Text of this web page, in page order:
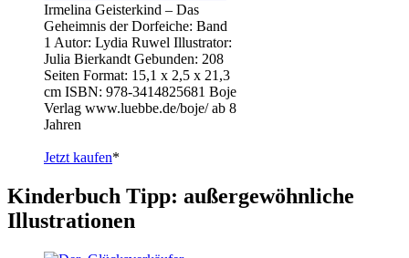
Irmelina Geisterkind – Das
Geheimnis der Dorfeiche: Band
1 Autor: Lydia Ruwel Illustrator:
Julia Bierkandt Gebunden: 208
Seiten Format: 15,1 x 2,5 x 21,3
cm ISBN: 978-3414825681 Boje
Verlag www.luebbe.de/boje/ ab 8
Jahren
Jetzt kaufen*
Kinderbuch Tipp: außergewöhnliche
Illustrationen